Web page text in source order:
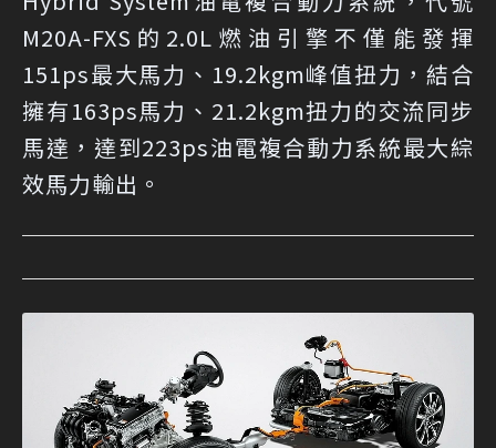
M20A-FXS的2.0L燃油引擎不僅能發揮
151ps最大馬力、19.2kgm峰值扭力，結合
擁有163ps馬力、21.2kgm扭力的交流同步
馬達，達到223ps油電複合動力系統最大綜
效馬力輸出。